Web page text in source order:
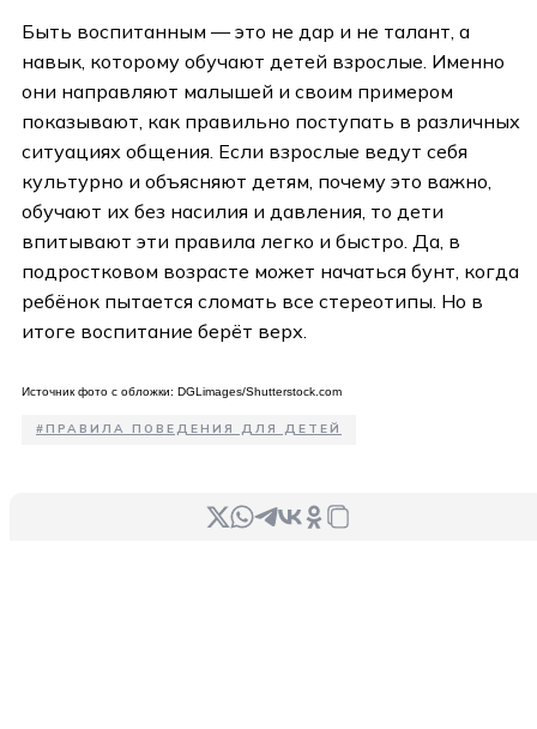
Быть воспитанным — это не дар и не талант, а
навык, которому обучают детей взрослые. Именно
они направляют малышей и своим примером
показывают, как правильно поступать в различных
ситуациях общения. Если взрослые ведут себя
культурно и объясняют детям, почему это важно,
обучают их без насилия и давления, то дети
впитывают эти правила легко и быстро. Да, в
подростковом возрасте может начаться бунт, когда
ребёнок пытается сломать все стереотипы. Но в
итоге воспитание берёт верх.
Источник фото с обложки: DGLimages/Shutterstock.com
#ПРАВИЛА ПОВЕДЕНИЯ ДЛЯ ДЕТЕЙ